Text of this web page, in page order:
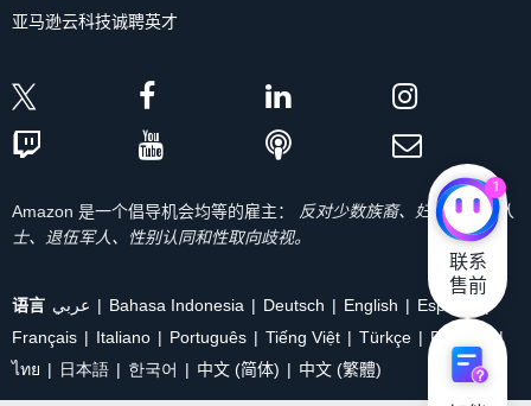
亚马逊云科技诚聘英才
Amazon 是一个倡导机会均等的雇主：
反对少数族裔、妇女、残疾人
士、退伍军人、性别认同和性取向歧视。
语言 عربي Bahasa Indonesia Deutsch English
Español
Français
Italiano Português Tiếng Việt Türkçe
Ρусский
ไทย
日本語 한국어 中文 (简体) 中文 (繁體)
1
联系
售前